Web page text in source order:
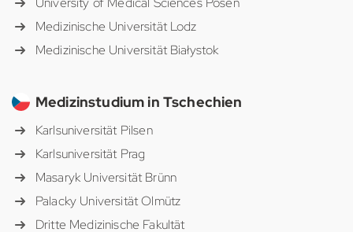
Medizinische Universität Lodz
Medizinische Universität Białystok
Medizinstudium in Tschechien
Karlsuniversität Pilsen
Karlsuniversität Prag
Masaryk Universität Brünn
Palacky Universität Olmütz
Dritte Medizinische Fakultät